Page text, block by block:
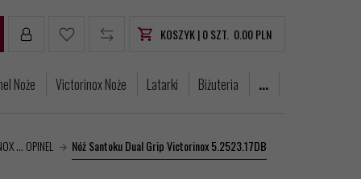
KOSZYK |0SZT. 0.00PLN
Noże Victorinox Noże Latarki Biżuteria ...
... OPINEL Nóż Santoku Dual Grip Victorinox 5.2523.17DB